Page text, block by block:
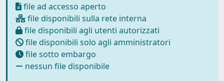
file ad accesso aperto
file disponibili sulla rete interna
file disponibili agli utenti autorizzati
file disponibili solo agli amministratori
file sotto embargo
nessun file disponibile